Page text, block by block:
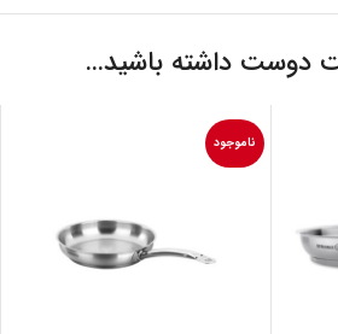
دوست داشته باشید…
ناموجود